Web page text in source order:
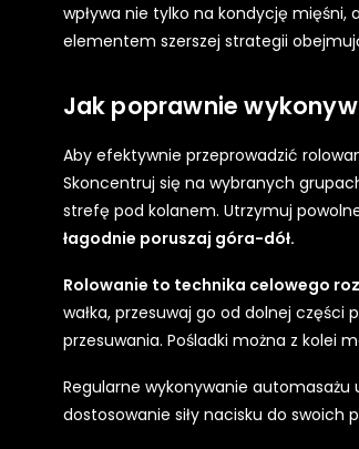
wpływa nie tylko na kondycję
elementem szerszej strategii
Jak poprawnie
Aby efektywnie przeprowadzić
Skoncentruj się na wybranych
strefę pod kolanem. Utrzymuj
łagodnie poruszaj góra-dół.
Rolowanie to technika celowego
wałka, przesuwaj go od dolnej części
przesuwania. Pośladki można z kolei
Regularne wykonywanie automasażu
dostosowanie siły nacisku do